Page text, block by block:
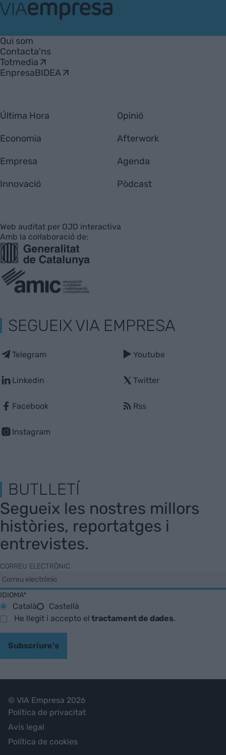
Empresa
Qui som
Contacta'ns
Totmedia
EnpresaBIDEA
Última Hora
Economia
Empresa
Innovació
Opinió
Afterwork
Agenda
Pòdcast
Web auditat per OJD interactiva
Amb la col·laboració de:
SEGUEIX VIA EMPRESA
Telegram
Linkedin
Facebook
Instagram
Youtube
Twitter
Rss
BUTLLETÍ
Segueix les nostres millors
històries, reportatges i
entrevistes.
CORREU ELECTRÒNIC
IDIOMA*
Català
Castellà
He llegit i accepto eltractament de dades.
Subscriure's
© VIA Empresa 2026
Política de privacitat
Avís legal
Política de cookies